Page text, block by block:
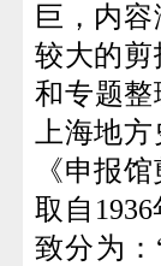
巨，内
较大的
和专题整
上海地
《申报
取自
致分为